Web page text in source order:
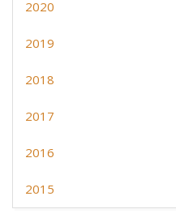
2020
2019
2018
2017
2016
2015